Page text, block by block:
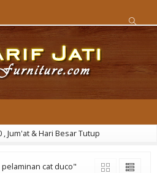
, Jum'at & Hari Besar Tutup
cat duco"